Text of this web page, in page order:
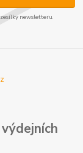
newsletteru.